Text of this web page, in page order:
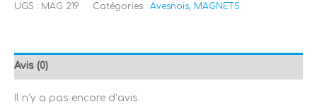
UGS : MAG 219 Catégories : Avesnois, MAGNETS
Avis (0)
Il n’y a pas encore d’avis.